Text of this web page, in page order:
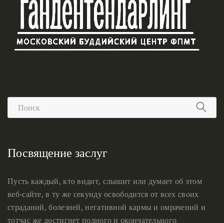
Посвящение заслуг
Пусть каждый, кто видит, слышит или думает об этом
веб-сайте, в ту же секунду освободится от всех своих
страданий, болезней, негативной кармы и омрачений и
тотчас же достигнет полного и окончательного